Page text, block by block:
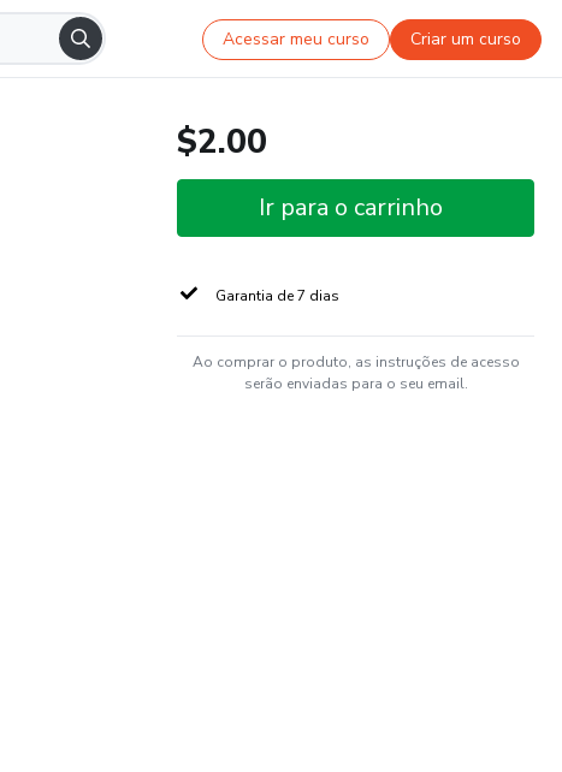
Acessar meu curso Criar um curso
$2.00
Ir para o carrinho
Garantia de 7 dias
Ao comprar o produto, as instruções de acesso
serão enviadas para o seu email.